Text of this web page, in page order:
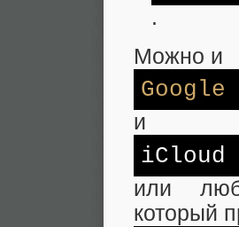
.
Можно и
Google
и
iCloud
или
который